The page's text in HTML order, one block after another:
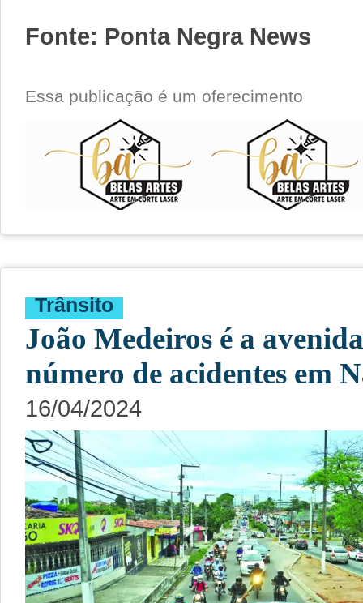
Fonte: Ponta Negra News
Essa publicação é um oferecimento
Trânsito
João Medeiros é a
número de acidentes em
16/04/2024